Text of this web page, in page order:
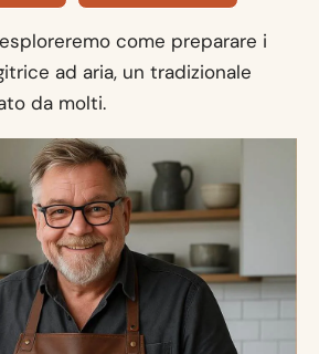
come preparare i
ad aria, un tradizionale
da molti.